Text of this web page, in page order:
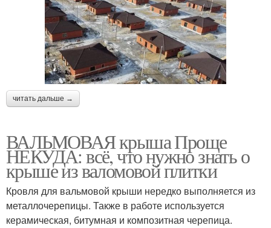
читать дальше →
ВАЛЬМОВАЯ крыша Проще
НЕКУДА: всё, что нужно знать о
крыше из валомовой плитки
Кровля для вальмовой крыши нередко выполняется из
металлочерепицы. Также в работе используется
керамическая, битумная и композитная черепица.